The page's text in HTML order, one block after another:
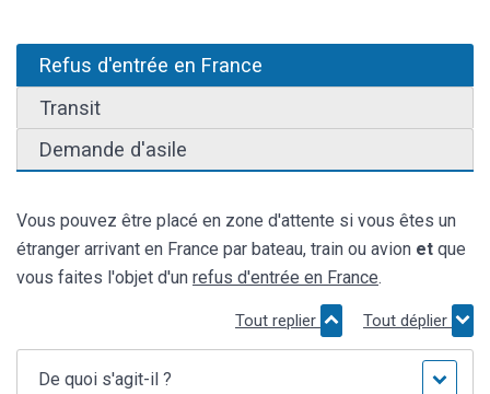
Refus d'entrée en France
Transit
Demande d'asile
Vous pouvez être placé en zone d'attente si vous êtes un
étranger arrivant en France par bateau, train ou avion et que
vous faites l'objet d'un refus d'entrée en France.
Tout replier Tout déplier
De quoi s'agit-il ?